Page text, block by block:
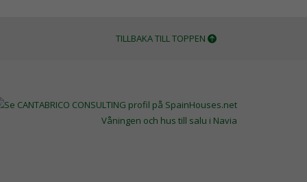
TILLBAKA TILL TOPPEN
Våningen och hus till salu i Navia